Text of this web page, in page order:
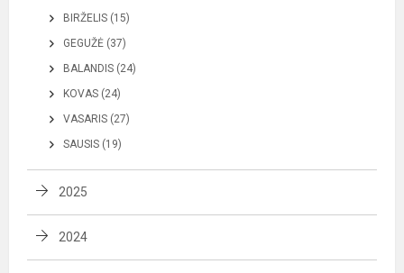
BIRŽELIS (15)
GEGUŽĖ (37)
BALANDIS (24)
KOVAS (24)
VASARIS (27)
SAUSIS (19)
2025
2024